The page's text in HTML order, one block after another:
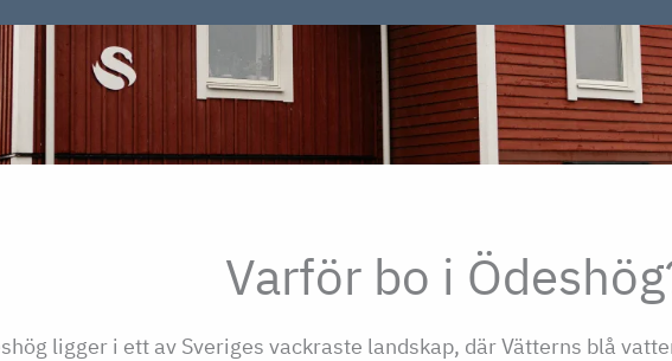
Varför bo i
ligger i ett av Sveriges vackraste landskap, där Vätterns blå